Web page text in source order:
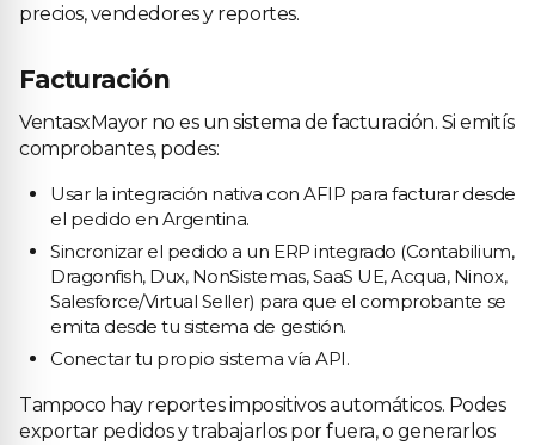
precios, vendedores y reportes.
Facturación
VentasxMayor no es un sistema de facturación. Si emitís
comprobantes, podes:
Usar la integración nativa con AFIP para facturar desde
el pedido en Argentina.
Sincronizar el pedido a un ERP integrado (Contabilium,
Dragonfish, Dux, NonSistemas, SaaS UE, Acqua, Ninox,
Salesforce/Virtual Seller) para que el comprobante se
emita desde tu sistema de gestión.
Conectar tu propio sistema vía API.
Tampoco hay reportes impositivos automáticos. Podes
exportar pedidos y trabajarlos por fuera, o generarlos